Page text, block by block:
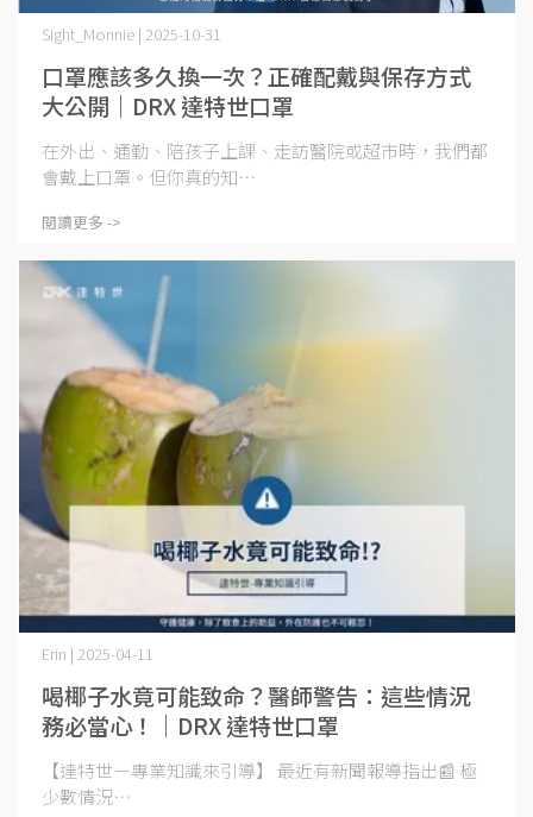
口罩應該多久換一次？正確配戴與保存方式
大公開｜DRX 達特世口罩
Sight_Monnie | 2025-10-31
在外出、通勤、陪孩子上課、走訪醫院或超市時，我們都
會戴上口罩。但你真的知⋯
閱讀更多 ->
喝椰子水竟可能致命？醫師警告：這些情況
務必當心！｜DRX 達特世口罩
Erin | 2025-04-11
【達特世－專業知識來引導】 最近有新聞報導指出📰 極
少數情況⋯